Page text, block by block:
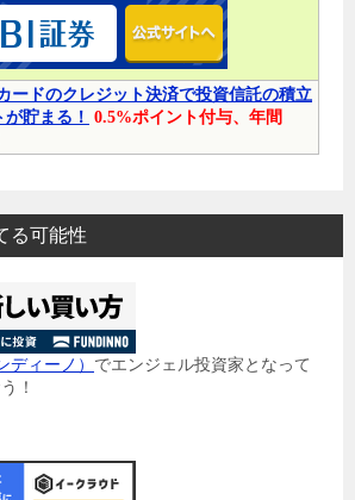
ードのクレジット決済で投資信託の積立
貯まる！ 0.5%ポイント付与、年間
る可能性
ディーノ） でエンジェル投資家となって
！